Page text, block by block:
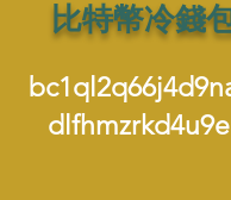
比特幣冷錢